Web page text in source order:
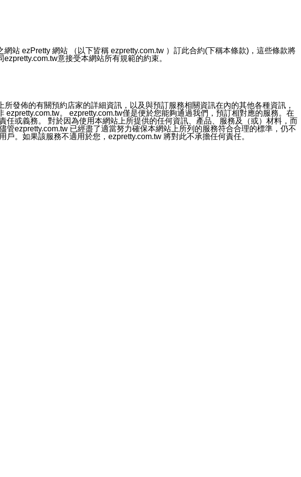
訊息。
。滿足以下三個條件者，將可收到通知型訊息。
站 ezPretty 網站 （以下皆稱 ezpretty.com.tw ）訂此合約(下稱本條款)，這些條款將
意接受本網站所有規範的約束。
發佈的有關預約店家的詳細資訊，以及與預訂服務相關資訊在內的其他各種資訊，
。 ezpretty.com.tw僅是便於您能夠通過我們，預訂相對應的服務。在
或義務。 對於因為使用本網站上所提供的任何資訊、產品、服務及（或）材料，而
ezpretty.com.tw 已經盡了適當努力確保本網站上所列的服務符合合理的標準，仍不
。如果該服務不適用於您，ezpretty.com.tw 將對此不承擔任何責任。